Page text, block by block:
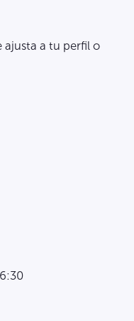
ajusta a tu perfil o